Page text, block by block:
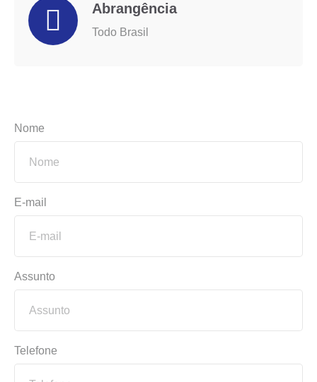
Abrangência
Todo Brasil
Nome
E-mail
Assunto
Telefone